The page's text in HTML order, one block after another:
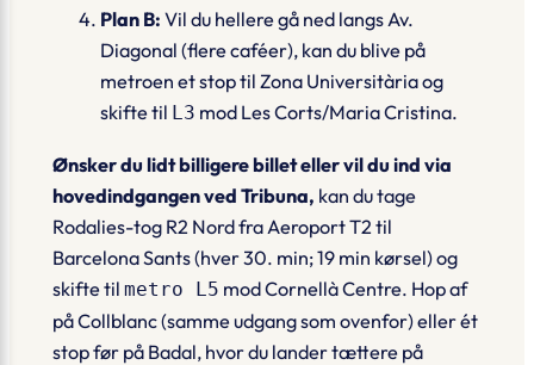
Plan B: Vil du hellere gå ned langs Av.
Diagonal (flere caféer), kan du blive på
metroen et stop til Zona Universitàriaog
skifte til L3 mod Les Corts/Maria Cristina.
Ønsker du lidt billigere billet eller vil du ind via
hovedindgangen ved Tribuna, kan du tage
Rodalies-tog R2 Nordfra Aeroport T2 til
Barcelona Sants(hver 30. min; 19 min kørsel) og
skifte til metro L5 modCornellà Centre. Hop af
påCollblanc(samme udgang som ovenfor) eller ét
stop før på Badal, hvor du lander tættere på